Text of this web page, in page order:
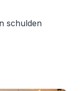
schulden